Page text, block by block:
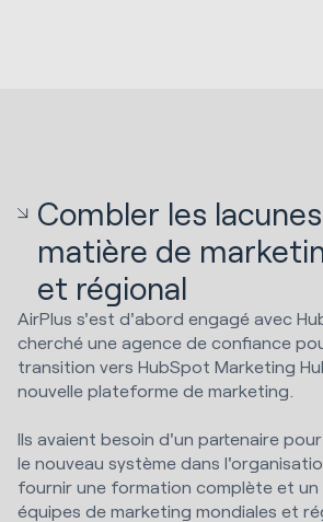
Combler les
matière de
et régional
AirPlus s'est d'abord engagé avec
cherché une agence de confiance
transition vers HubSpot Marketing
nouvelle plateforme de marketing.
Ils avaient besoin d'un partenaire
le nouveau système dans
fournir une formation complète et un
équipes de marketing mondiales et